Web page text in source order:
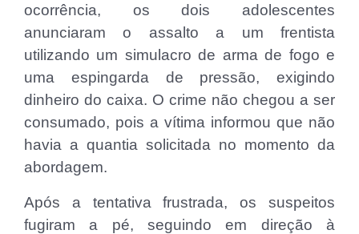
ocorrência, os dois adolescentes
anunciaram o assalto a um frentista
utilizando um simulacro de arma de fogo e
uma espingarda de pressão, exigindo
dinheiro do caixa. O crime não chegou a ser
consumado, pois a vítima informou que não
havia a quantia solicitada no momento da
abordagem.
Após a tentativa frustrada, os suspeitos
fugiram a pé, seguindo em direção à